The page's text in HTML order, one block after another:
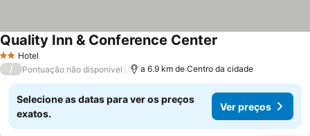
2 Estrelas
Hotel
Quality Inn & Conference Center
/ Pontuação não disponível a 6.9 km de Centro da cidade
Selecione as datas para ver os preços
exatos.
Ver preços